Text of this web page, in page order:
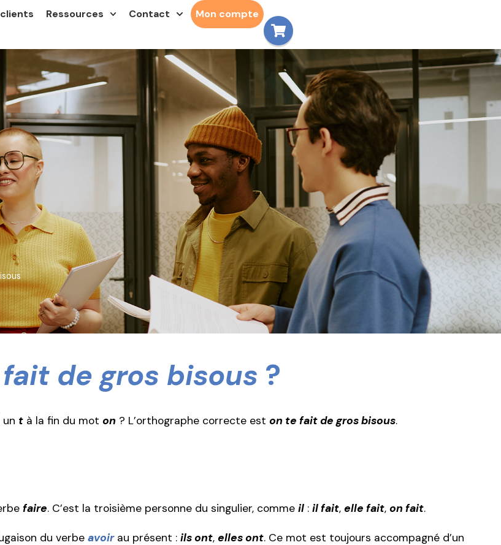
Ressources Contact Mon compte
de gros bisous ?
t à la fin du mot on ? L’orthographe correcte est on te fait de gros bisous.
faire. C’est la troisième personne du singulier, comme il : il fait, elle fait, on fait.
du verbe avoirau présent : ils ont, elles ont. Ce mot est toujours accompagné d’un